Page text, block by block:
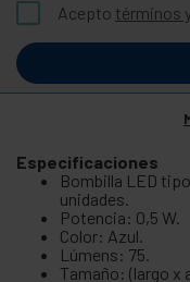
Acepto términos
Especificaciones
Bombilla LED
unidades.
Potencia: 0,5 W.
Color: Azul.
Lúmens: 75.
Tamaño: (largo x